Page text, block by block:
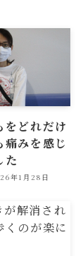
をどれだけ
みを感じ
た
年1月28日